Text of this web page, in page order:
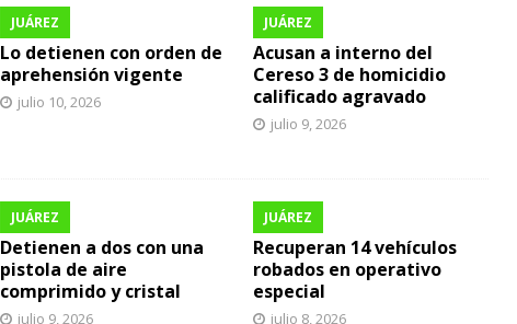
JUÁREZ
Lo detienen con orden de
aprehensión vigente
julio 10, 2026
JUÁREZ
Acusan a interno del
Cereso 3 de homicidio
calificado agravado
julio 9, 2026
JUÁREZ
Detienen a dos con una
pistola de aire
comprimido y cristal
julio 9, 2026
JUÁREZ
Recuperan 14 vehículos
robados en operativo
especial
julio 8, 2026